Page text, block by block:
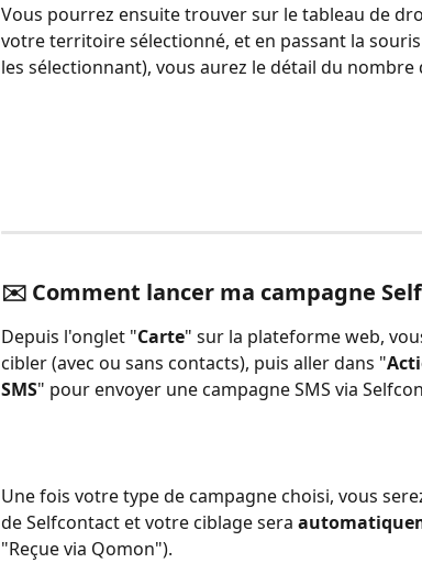
Vous pourrez ensuite trouver sur le tableau de
votre territoire sélectionné, et en passant la
les sélectionnant), vous aurez le détail du
✉️ Comment lancer ma campagne
Depuis l'onglet "Carte" sur la plateforme web,
cibler (avec ou sans contacts), puis aller dans "
SMS" pour envoyer une campagne SMS via
Une fois votre type de campagne choisi, vous
de Selfcontact et votre ciblage sera
"Reçue via Qomon").